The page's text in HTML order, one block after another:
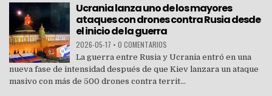
Ucrania lanza uno de los mayores
ataques con drones contra Rusia desde
el inicio de la guerra
2026-05-17 • 0 COMENTARIOS
La guerra entre Rusia y Ucrania entró en una
nueva fase de intensidad después de que Kiev lanzara un ataque
masivo con más de 500 drones contra territ...